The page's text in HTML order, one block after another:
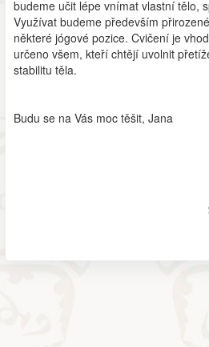
budeme učit lépe vnímat vlastní tělo,
Využívat budeme především
některé jógové pozice. Cvičení je
určeno všem, kteří chtějí uvolnit
stabilitu těla.
Budu se na Vás moc těšit, Jana